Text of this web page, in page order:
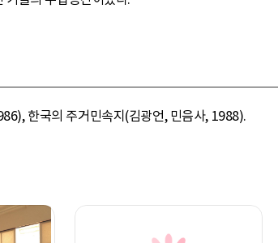
한국의 주거민속지(김광언, 민음사, 1988).